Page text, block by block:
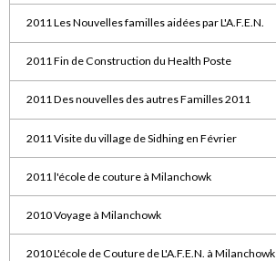
2011 Les Nouvelles familles aidées par L'A.F.E.N.
2011 Fin de Construction du Health Poste
2011 Des nouvelles des autres Familles 2011
2011 Visite du village de Sidhing en Février
2011 l'école de couture à Milanchowk
2010 Voyage à Milanchowk
2010 L'école de Couture de L'A.F.E.N. à Milanchowk